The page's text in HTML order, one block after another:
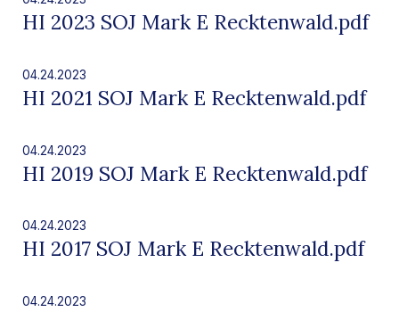
HI 2023 SOJ Mark E Recktenwald.pdf
04.24.2023
HI 2021 SOJ Mark E Recktenwald.pdf
04.24.2023
HI 2019 SOJ Mark E Recktenwald.pdf
04.24.2023
HI 2017 SOJ Mark E Recktenwald.pdf
04.24.2023